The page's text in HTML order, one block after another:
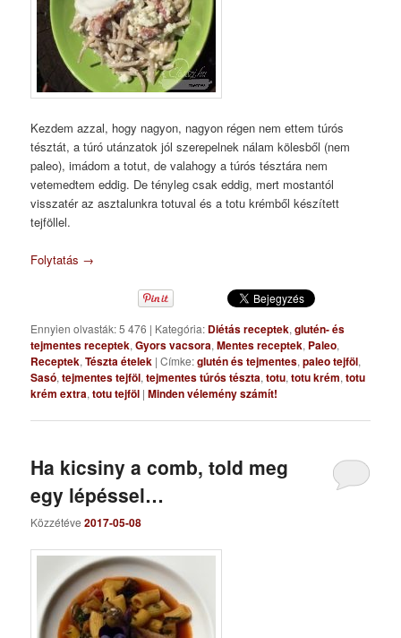
Kezdem azzal, hogy nagyon, nagyon régen nem ettem túrós
tésztát, a túró utánzatok jól szerepelnek nálam kölesből (nem
paleo), imádom a totut, de valahogy a túrós tésztára nem
vetemedtem eddig. De tényleg csak eddig, mert mostantól
visszatér az asztalunkra totuval és a totu krémből készített
tejföllel.
Folytatás →
Ennyien olvasták: 5 476 | Kategória: Diétás receptek,glutén- és
tejmentes receptek,Gyors vacsora,Mentes receptek, Paleo,
Receptek,Tészta ételek |Címke:glutén és tejmentes,paleo tejföl,
Sasó,tejmentes tejföl,tejmentes túrós tészta,totu,totu krém,totu
krém extra,totu tejföl |Minden vélemény számít!
Ha kicsiny a comb, told meg
egy lépéssel…
Közzétéve2017-05-08